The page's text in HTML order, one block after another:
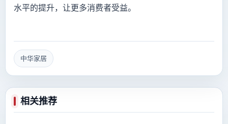
水平的提升，让更多消费者受益。
中华家居
相关推荐